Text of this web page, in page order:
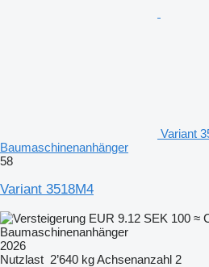
Variant
Baumaschinenanhänger
58
Variant 3518M4
EUR 9.12 SEK 100 ≈
Baumaschinenanhänger
2026
Nutzlast 2’640 kgAchsenanzahl 2